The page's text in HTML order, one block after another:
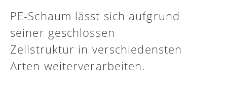
PE-Schaum lässt sich aufgrund
seiner geschlossen
Zellstruktur in verschiedensten
Arten weiterverarbeiten.